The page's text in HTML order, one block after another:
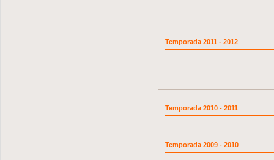
Temporada 2011 - 2012
Temporada 2010 - 2011
Temporada 2009 - 2010